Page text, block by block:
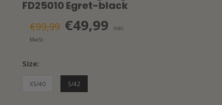
FD25010 Egret-black
€99,99 €49,99
Inkl.
MwSt.
Size:
XS/40 S/42